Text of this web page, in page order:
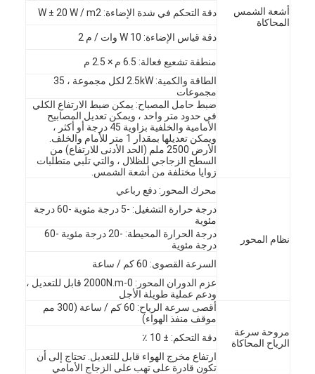
أشعة الشمس
المحاكاة
دقة التحكم في شدة الإضاءة: W ± 20 W / m2
دقة قياس الإضاءة: W 10 وات / م 2
منطقة تشعيع فعالة: 6.5 م × 2.5 م
الطاقة والكمية: 2.5kW لكل مجموعة ، 35
مجموعات
ضبط حامل المصباح: يمكن ضبط الارتفاع الكلي
في حدود متر واحد ، ويمكن تعديل المصابيح
الأمامية والخلفية بزاوية 45 درجة أو أكثر ،
ويمكن تعديلها بمقدار 1 متر للأمام والخلف.
الأرض 2500 ملم (الحد الأدنى للارتفاع) من
السطح الزجاجي للظلال ، والتي تلبي متطلبات
زوايا مختلفة من أشعة الشمس.
نظام المحور
محرك المحور: دفع رباعي
درجة حرارة التشغيل: -5 درجة مئوية -60 درجة
مئوية
درجة الحرارة المحيطة: -20 درجة مئوية -60
درجة مئوية
السرعة القصوى: 60 كم / ساعة
عزم الدوران المحور: 0-2000N.m قابل للتعديل ،
ودعم عملية طويلة الأجل
مروحة سرعة
الرياح المحاكاة
أقصى سرعة الرياح: 60 كم / ساعة (300 مم
موقف منفذ الهواء)
دقة التحكم: ± 10 ٪
ارتفاع مخرج الهواء قابل للتعديل. تحتاج إلى أن
تكون قادرة على تهب على الزجاج الأمامي